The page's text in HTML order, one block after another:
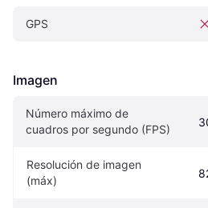
GPS
Imagen
Número máximo de
cuadros por segundo (FPS)
Resolución de imagen
(máx)